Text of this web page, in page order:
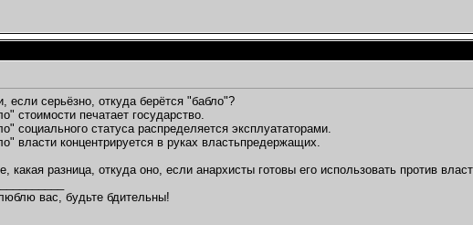
если серьёзно, откуда берётся "бабло"?
стоимости печатает государство.
социального статуса распределяется эксплуататорами.
власти концентрируется в руках властьпредержащих.
какая разница, откуда оно, если анархисты готовы его использовать против
вас, будьте бдительны!